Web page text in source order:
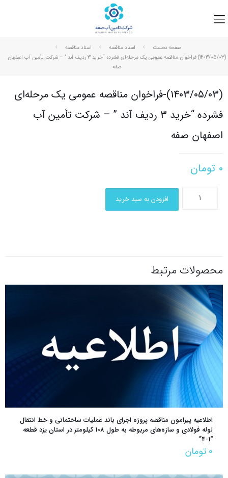
صفحه نخست اسناد مناقصه
اسناد مناقصه
(1403/05/03)-فراخوان مناقصه عمومی یک مرحله‌ای فشرده “خرید 3 ردیف آند ” – شرکت تأمین آب اصفهان
صفه
(1403/05/03)-فراخوان مناقصه عمومی یک مرحله‌ای
فشرده “خرید 3 ردیف آند ” – شرکت تأمین آب
اصفهان صفه
۰ تومان
افزودن به سبد خرید
محصولات مرتبط
اطلاعیه پیرامون مناقصه پروژه اجرای باند عملیات ساختمانی و خط انتقال
لوله فولادی و سازه‌های مربوطه به طول 108 کیلومتر در استان یزد قطعه
“1-4”
۰ تومان